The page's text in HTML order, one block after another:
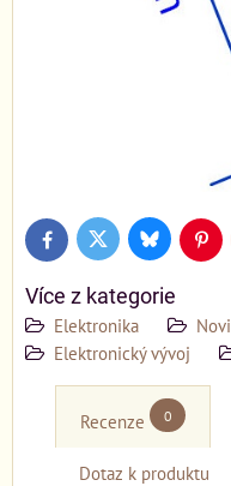
FacebookTwitter Bluesky
Více z kategorie
Elektronika
Elektronický vývoj
Recenze 0
Dotaz k produktu